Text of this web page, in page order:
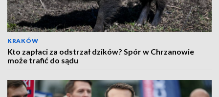
KRAKÓW
Kto zapłaci za odstrzał dzików? Spór w Chrzanowie
może trafić do sądu